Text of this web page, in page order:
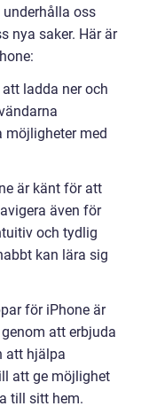
oss
nya saker. Här är
ladda ner och
med
är känt för att
även för
och tydlig
kan lära sig
för iPhone är
att erbjuda
att hjälpa
att ge möjlighet
till sitt hem.